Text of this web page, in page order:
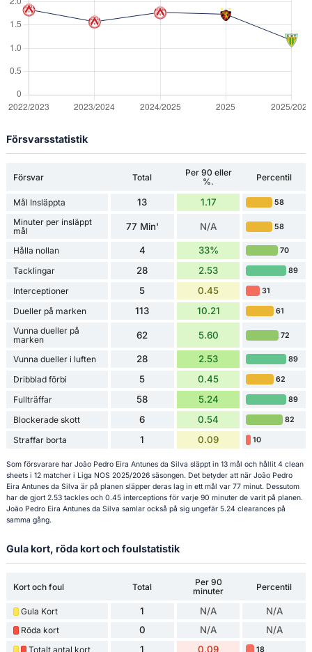
Försvarsstatistik
Försvar Total
Per 90 eller
%.
Percentil
Mål Insläppta 13 1.17 58
Minuter per insläppt
mål
77 Min' N/A 58
Hålla nollan 4 33% 70
Tacklingar 28 2.53 89
Interceptioner 5 0.45 31
Dueller på marken 113 10.21 61
Vunna dueller på
marken
62 5.60 72
Vunna dueller i luften 28 2.53 89
Dribblad förbi 5 0.45 62
Fullträffar 58 5.24 89
Blockerade skott 6 0.54 82
Straffar borta 1 0.09 10
Som försvarare har João Pedro Eira Antunes da Silva släppt in 13 mål och hållit 4 clean
sheets i 12 matcher i Liga NOS 2025/2026 säsongen. Det betyder att när João Pedro
Eira Antunes da Silva är på planen släpper deras lag in ett mål var 77 minut. Dessutom
har de gjort 2.53 tackles och 0.45 interceptions för varje 90 minuter de varit på planen.
João Pedro Eira Antunes da Silva samlar också på sig ungefär 5.24 clearances på
samma gång.
Gula kort, röda kort och foulstatistik
Kort och foul Total
Per 90
minuter
Percentil
Gula Kort 1 N/A N/A
Röda kort 0 N/A N/A
Totalt antal kort 1 0.09 18